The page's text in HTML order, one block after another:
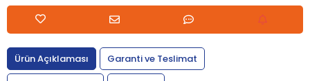
Ürün Açıklaması
Garanti ve Teslimat